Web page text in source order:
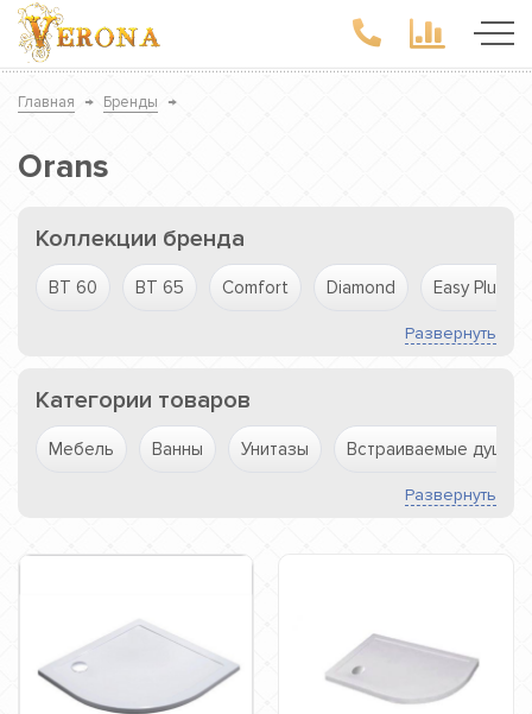
Главная → Бренды →
Orans
Коллекции бренда
BT 60 BT 65 Comfort Diamond Easy Plumb
Развернуть
Категории товаров
Мебель Ванны Унитазы Встраиваемые
Развернуть